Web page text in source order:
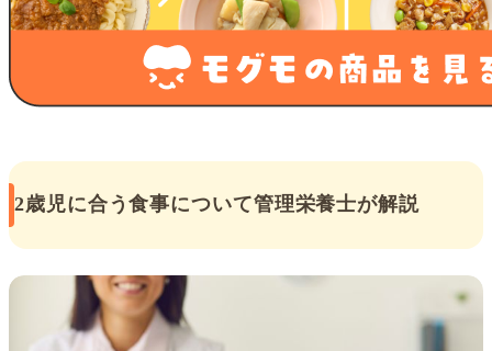
2歳児に合う食事について管理栄養士が解説